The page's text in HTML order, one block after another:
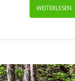
WEITERLESEN